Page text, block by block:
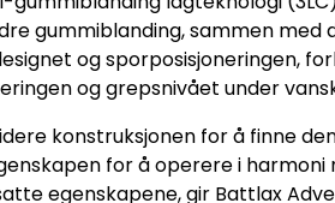
gummiblanding, sammen med
og sporposisjoneringen,
og grepsnivået under
konstruksjonen for å finne
for å operere i harmoni
egenskapene, gir Battlax